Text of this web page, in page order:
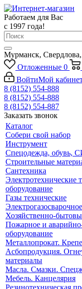
Работаем для Вас
с 1997 года!
Мурманск,
Отложенные 0
ВойтиМой
8 (8152) 554-888
8 (8152) 554-888
8 (8152) 554-887
Заказать звонок
Каталог
Собери свой набор
Инструмент
Спецодежда, обувь,
Строительные
Сантехника
Электротехнические
оборудование
Газы технические
Хозяйственно-
Пожарное и
оборудование
Металлопрокат.
Асбопродукция.
материалы
Масла. Смазки.
Мебель. Канцелярия
Резинотехническая